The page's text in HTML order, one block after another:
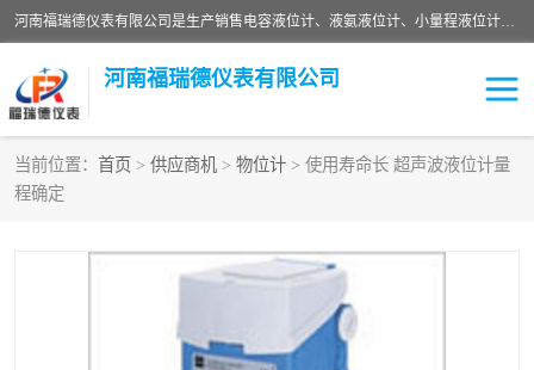
河南福瑞德仪表有限公司是生产销售电容液位计、液氨液位计、小量程液位计定制、智能锅炉水位计、液氮液位计等；并在产品开发、研制的过程中，吸取国内外仪器仪表的技术精华，建立了一支高、精、尖的科研开发队伍，使产品性能不断升级。
河南福瑞德仪表有限公司
当前位置： 首页 > 供应商机 > 物位计 > 使用寿命长 超声波液位计量
程确定
液位计
流量传感器
液氮液位计